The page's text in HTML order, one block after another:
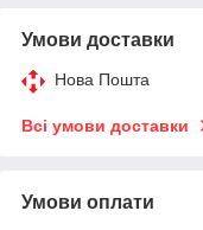
Умови доставки
Нова Пошта
Всі умови доставки
Умови оплати